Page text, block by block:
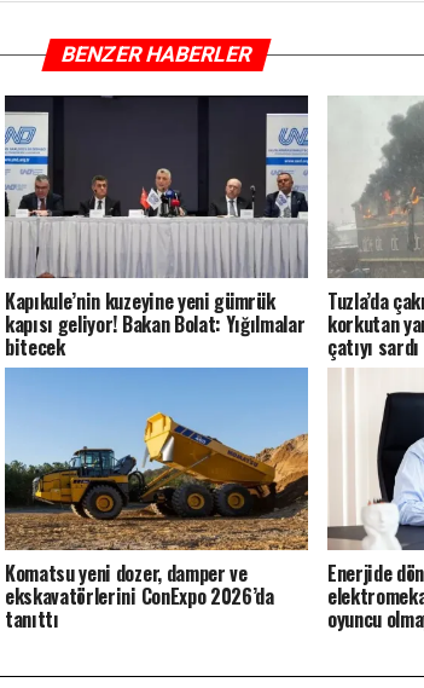
BENZER HABERLER
Kapıkule’nin kuzeyine yeni gümrük
kapısı geliyor! Bakan Bolat: Yığılmalar
bitecek
Tuzla’da
korkutan
çatıyı sardı
Komatsu yeni dozer, damper ve
ekskavatörlerini ConExpo 2026’da
tanıttı
Enerjide
oyuncu